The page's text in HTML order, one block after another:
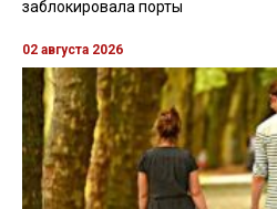
заблокировала порты
02 августа 2026